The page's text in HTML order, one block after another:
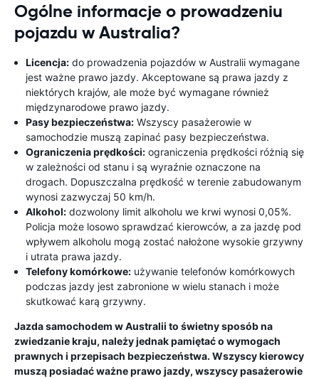
Ogólne informacje o prowadzeniu
pojazdu w Australia?
Licencja: do prowadzenia pojazdów w Australii wymagane
jest ważne prawo jazdy. Akceptowane są prawa jazdy z
niektórych krajów, ale może być wymagane również
międzynarodowe prawo jazdy.
Pasy bezpieczeństwa: Wszyscy pasażerowie w
samochodzie muszą zapinać pasy bezpieczeństwa.
Ograniczenia prędkości: ograniczenia prędkości różnią się
w zależności od stanu i są wyraźnie oznaczone na
drogach. Dopuszczalna prędkość w terenie zabudowanym
wynosi zazwyczaj 50 km/h.
Alkohol: dozwolony limit alkoholu we krwi wynosi 0,05%.
Policja może losowo sprawdzać kierowców, a za jazdę pod
wpływem alkoholu mogą zostać nałożone wysokie grzywny
i utrata prawa jazdy.
Telefony komórkowe: używanie telefonów komórkowych
podczas jazdy jest zabronione w wielu stanach i może
skutkować karą grzywny.
Jazda samochodem w Australii to świetny sposób na
zwiedzanie kraju, należy jednak pamiętać o wymogach
prawnych i przepisach bezpieczeństwa. Wszyscy kierowcy
muszą posiadać ważne prawo jazdy, wszyscy pasażerowie